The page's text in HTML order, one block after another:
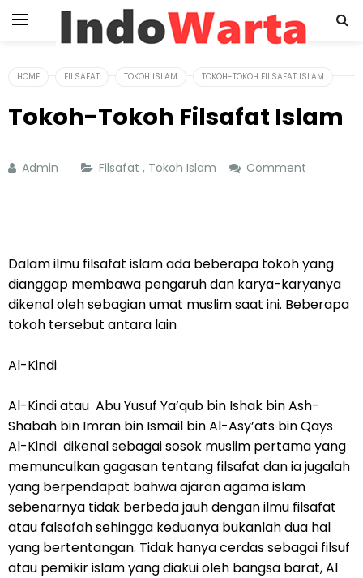
HOME FILSAFAT TOKOH ISLAM TOKOH-TOKOH FILSAFAT ISLAM
Tokoh-Tokoh Filsafat Islam
Admin Filsafat , Tokoh Islam Comment
Dalam ilmu filsafat islam ada beberapa tokoh yang
dianggap membawa pengaruh dan karya-karyanya
dikenal oleh sebagian umat muslim saat ini. Beberapa
tokoh tersebut antara lain
Al-Kindi
Al-Kindi atau Abu Yusuf Ya’qub bin Ishak bin Ash-
Shabah bin Imran bin Ismail bin Al-Asy’ats bin Qays
Al-Kindi dikenal sebagai sosok muslim pertama yang
memunculkan gagasan tentang filsafat dan ia jugalah
yang berpendapat bahwa ajaran agama islam
sebenarnya tidak berbeda jauh dengan ilmu filsafat
atau falsafah sehingga keduanya bukanlah dua hal
yang bertentangan. Tidak hanya cerdas sebagai filsuf
atau pemikir islam yang diakui oleh bangsa barat, Al